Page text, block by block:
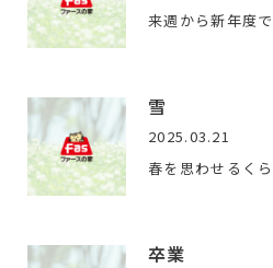
雪
2025.03.21
卒業